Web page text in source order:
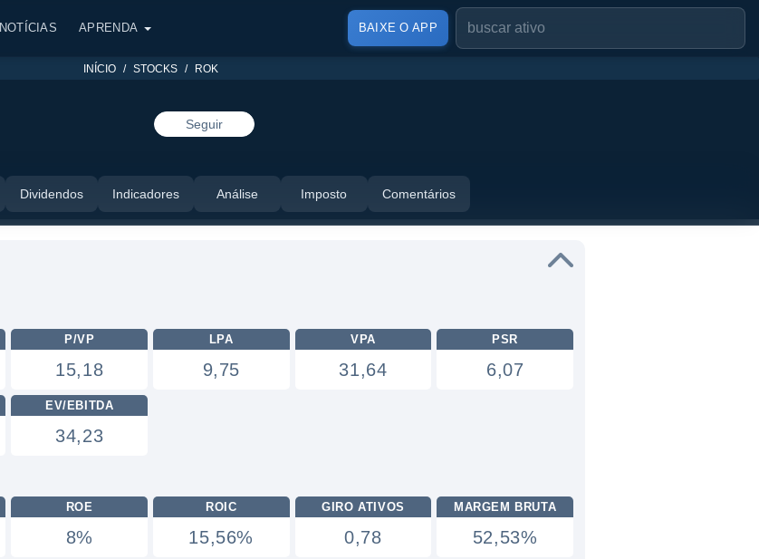
NOTÍCIAS APRENDA BAIXE O APP
INÍCIO STOCKS ROK
Seguir
Dividendos Indicadores Análise Imposto Comentários
P/VP
15,18
LPA
9,75
VPA
31,64
PSR
6,07
EV/EBITDA
34,23
ROE
8%
ROIC
15,56%
GIRO ATIVOS
0,78
MARGEM BRUTA
52,53%